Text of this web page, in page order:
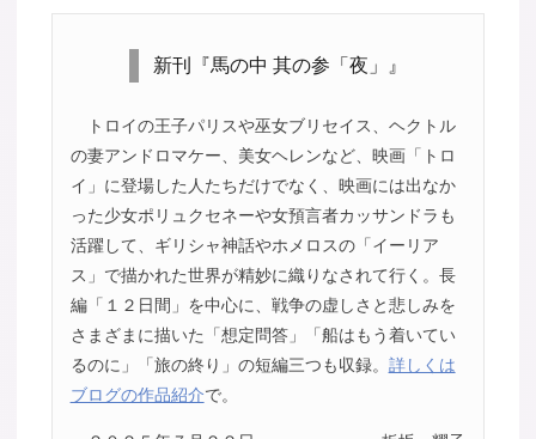
新刊『馬の中 其の参「夜」』
トロイの王子パリスや巫女ブリセイス、ヘクトル
の妻アンドロマケー、美女ヘレンなど、映画「トロ
イ」に登場した人たちだけでなく、映画には出なか
った少女ポリュクセネーや女預言者カッサンドラも
活躍して、ギリシャ神話やホメロスの「イーリア
ス」で描かれた世界が精妙に織りなされて行く。長
編「１２日間」を中心に、戦争の虚しさと悲しみを
さまざまに描いた「想定問答」「船はもう着いてい
るのに」「旅の終り」の短編三つも収録。 詳しくは
ブログの作品紹介で。